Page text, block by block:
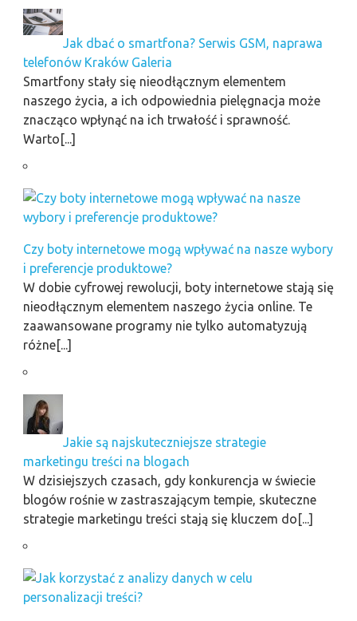
Jak dbać o smartfona? Serwis GSM, naprawa
telefonów Kraków Galeria
Smartfony stały się nieodłącznym elementem
naszego życia, a ich odpowiednia pielęgnacja może
znacząco wpłynąć na ich trwałość i sprawność.
Warto[...]
Czy boty internetowe mogą wpływać na nasze wybory
i preferencje produktowe?
W dobie cyfrowej rewolucji, boty internetowe stają się
nieodłącznym elementem naszego życia online. Te
zaawansowane programy nie tylko automatyzują
różne[...]
Jakie są najskuteczniejsze strategie
marketingu treści na blogach
W dzisiejszych czasach, gdy konkurencja w świecie
blogów rośnie w zastraszającym tempie, skuteczne
strategie marketingu treści stają się kluczem do[...]